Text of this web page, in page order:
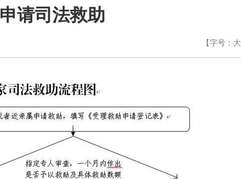
申请司法救助
【字号： 大